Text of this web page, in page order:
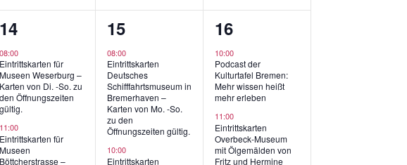
3
Veranstaltungen,
14
08:00
Eintrittskarten für
Museen Weserburg –
Karten von Di. -So. zu
den Öffnungszeiten
gültig.
11:00
Eintrittskarten für
Museen
Böttcherstrasse –
4
Veranstaltungen,
15
08:00
Eintrittskarten
Deutsches
Schifffahrtsmuseum in
Bremerhaven –
Karten von Mo. -So.
zu den
Öffnungszeiten gültig.
10:00
Eintrittskarten
3
Veranstaltungen,
16
10:00
Podcast der
Kulturtafel Bremen:
Mehr wissen heißt
mehr erleben
11:00
Eintrittskarten
Overbeck-Museum
mit Ölgemälden von
Fritz und Hermine